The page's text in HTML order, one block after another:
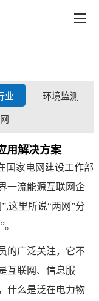
在线购买
业 环境监测
用解决方案
国家电网建设工作部
一流能源互联网企
这里所说“两网”分
”。
的广泛关注，它不
互联网、信息服
什么是泛在电力物